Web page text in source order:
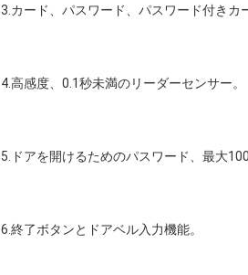
3.カード、パスワード、パスワード付きカ
4.高感度、0.1秒未満のリーダーセンサー。
5.ドアを開けるためのパスワード、最大
6.終了ボタンとドアベル入力機能。